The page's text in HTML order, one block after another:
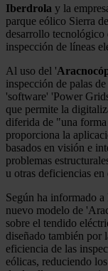
Iberdrola y la
parque eólico Sierra
desarrollo tecnológico
inspección de líneas
Al uso del '
inspección de palas
'software' 'Power
que permite la
diferida de "una
proporciona la
basados en visión e
problemas
u otras deficiencias
Según ha informado a
nuevo modelo de
sobre el tendido
diseñado también por
eficiencia de las
eólicas, reduciendo